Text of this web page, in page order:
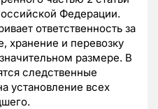
Федерации.
ответственность за
хранение и перевозку
размере. В
следственные
установление всех